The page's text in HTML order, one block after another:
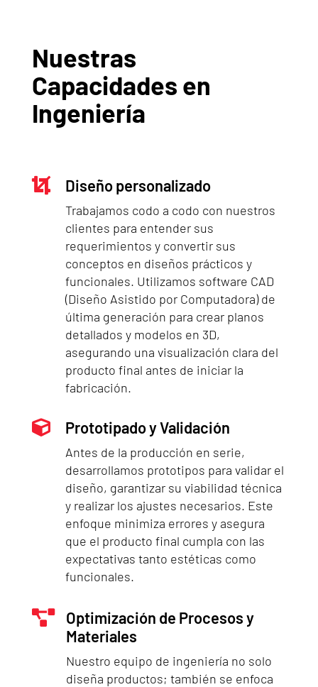
Nuestras
Capacidades en
Ingeniería
 Diseño personalizado
Trabajamos codo a codo con nuestros
clientes para entender sus
requerimientos y convertir sus
conceptos en diseños prácticos y
funcionales. Utilizamos software CAD
(Diseño Asistido por Computadora) de
última generación para crear planos
detallados y modelos en 3D,
asegurando una visualización clara del
producto final antes de iniciar la
fabricación.
 Prototipado y Validación
Antes de la producción en serie,
desarrollamos prototipos para validar el
diseño, garantizar su viabilidad técnica
y realizar los ajustes necesarios. Este
enfoque minimiza errores y asegura
que el producto final cumpla con las
expectativas tanto estéticas como
funcionales.

Optimización de Procesos y
Materiales
Nuestro equipo de ingeniería no solo
diseña productos; también se enfoca